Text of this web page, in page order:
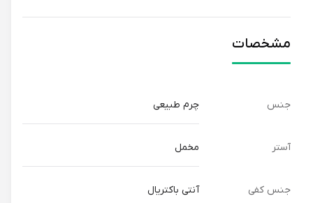
مشخصات
جنس چرم طبیعی
آستر مخمل
جنس کفی آنتی باکتریال